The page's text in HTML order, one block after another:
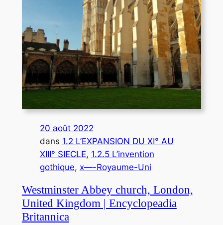
20 août 2022
dans 1.2 L’EXPANSION DU XI° AU
XIII° SIECLE, 1.2.5 L’invention
gothique, x—-Royaume-Uni
Westminster Abbey church, London,
United Kingdom | Encyclopeadia
Britannica